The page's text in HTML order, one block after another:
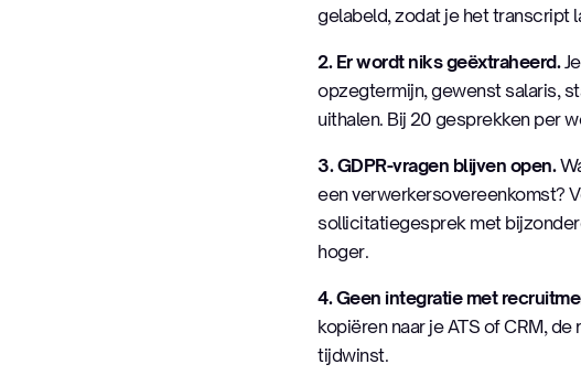
gelabeld, zodat je het transcript
2. Er wordt niks geëxtraheerd.
opzegtermijn, gewenst salaris,
uithalen. Bij 20 gesprekken per
3. GDPR-vragen blijven open.
een verwerkersovereenkomst?
sollicitatiegesprek met
hoger.
4. Geen integratie met
kopiëren naar je ATS of CRM,
tijdwinst.